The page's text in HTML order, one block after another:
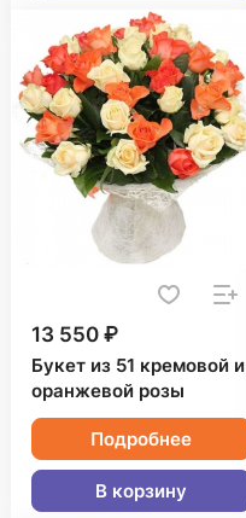
13 550 ₽
Букет из 51 кремовой и
оранжевой розы
Подробнее
В корзину